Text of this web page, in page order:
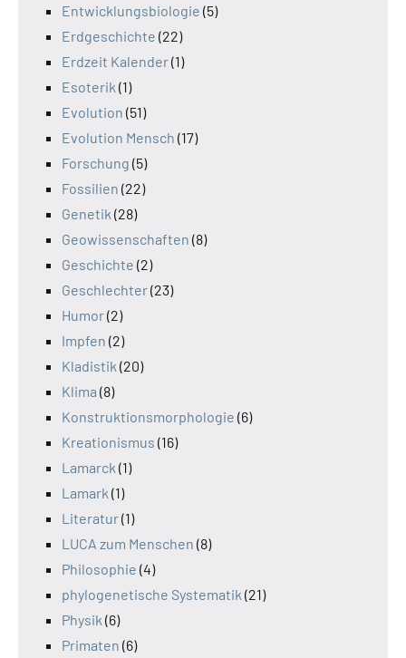
Entwicklungsbiologie (5)
Erdgeschichte (22)
Erdzeit Kalender(1)
Esoterik (1)
Evolution (51)
Evolution Mensch (17)
Forschung (5)
Fossilien (22)
Genetik (28)
Geowissenschaften (8)
Geschichte (2)
Geschlechter(23)
Humor(2)
Impfen (2)
Kladistik (20)
Klima (8)
Konstruktionsmorphologie (6)
Kreationismus (16)
Lamarck (1)
Lamark (1)
Literatur(1)
LUCA zum Menschen (8)
Philosophie (4)
phylogenetische Systematik (21)
Physik (6)
Primaten (6)